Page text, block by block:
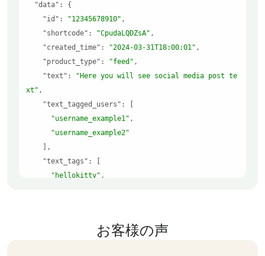
"data"
"id" : "12345678910"
"shortcode" : "CpudaLQDZsA"
"created_time" : "2024-03-31T18:00:01"
"product_type" : "feed"
"text" :
"Here you will see social media post te
xt"
"text_tagged_users"
"username_example1"
"username_example2"
"text_tags"
"hellokitty"
"attached_video_url": "https://example.com/vide
お客様の声